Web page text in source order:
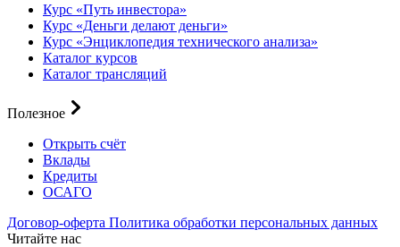
Курс «Путь инвестора»
Курс «Деньги делают деньги»
Курс «Энциклопедия технического анализа»
Каталог курсов
Каталог трансляций
Полезное
Открыть счёт
Вклады
Кредиты
ОСАГО
Договор-оферта Политика обработки персональных данных
Читайте нас